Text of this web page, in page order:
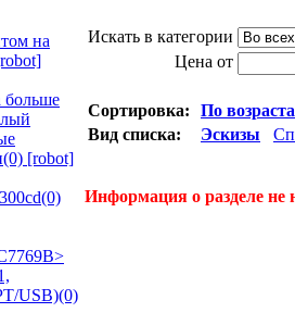
на
больше
[robot]
USB)(0)
Искать в категории
Цена от
Сортировка:
По
Вид списка:
Эскизы
Информация о разделе не